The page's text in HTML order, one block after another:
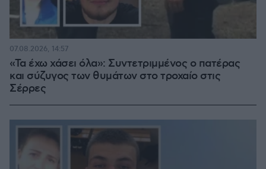
«Τα έχω χάσει όλα»: Συντετριμμένος ο πατέρας
και σύζυγος των θυμάτων στο τροχαίο στις
Σέρρες
07.08.2026, 14:57